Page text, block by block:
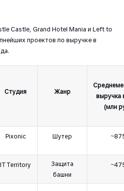
Castle, Grand Hotel Mania и Left to
проектов по выручке в
Студия Жанр
выручка
(млн
Pixonic Шутер
IT Territory
Защита
башни